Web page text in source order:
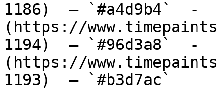
1186)  — `#a4d9b4`  -
(https://
1194)  — `#96d3a8`  -
(https://
1193)  — `#b3d7ac`